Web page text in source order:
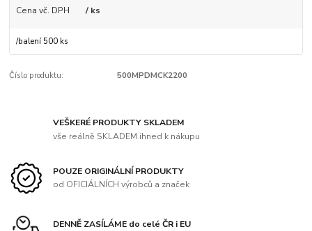
Cena vč. DPH
/ ks
/balení 500 ks
Číslo produktu: 500MPDMCK2200
VEŠKERÉ PRODUKTY SKLADEM
vše reálně SKLADEM ihned k nákupu
POUZE ORIGINÁLNÍ PRODUKTY
od OFICIÁLNÍCH výrobců a značek
DENNĚ ZASÍLÁME do celé ČR i EU